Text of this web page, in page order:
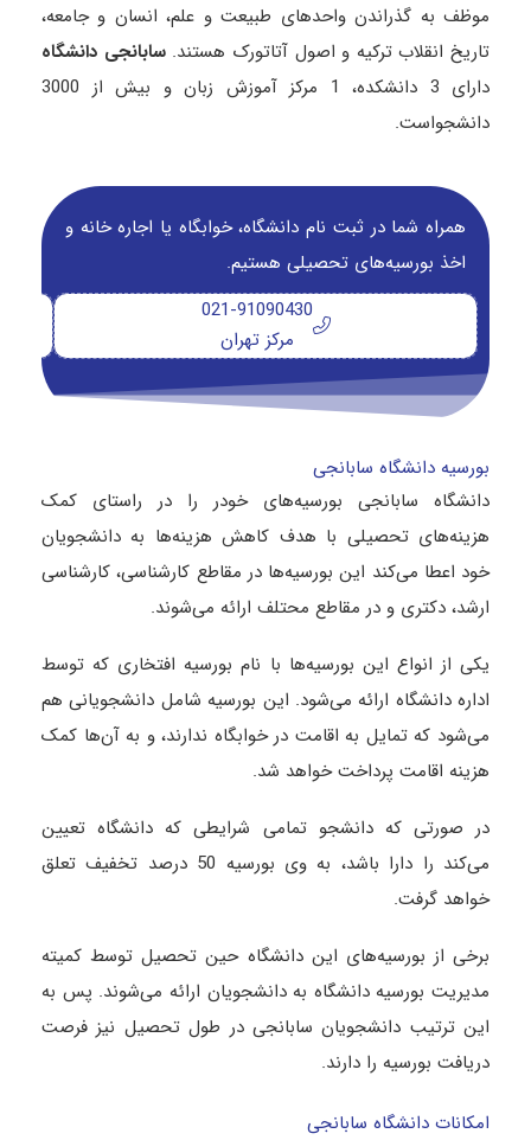
موظف به گذراندن واحدهای طبیعت و علم، انسان و جامعه،
تاریخ انقلاب ترکیه و اصول آتاتورک هستند.سابانجی دانشگاه
دارای 3 دانشکده، 1 مرکز آموزش زبان و بیش از 3000
دانشجواست.
همراه شما در ثبت نام دانشگاه‌، خوابگاه یا اجاره خانه و
اخذ بورسیه‌های تحصیلی هستیم.
021-91090430
مرکز تهران
بورسیه دانشگاه سابانجی
دانشگاه سابانجی بورسیه‌های خودر را در راستای کمک
هزینه‌های تحصیلی با هدف کاهش هزینه‌ها به دانشجویان
خود اعطا می‌کند این بورسیه‌ها در مقاطع کارشناسی، کارشناسی
ارشد، دکتری و در مقاطع محتلف ارائه می‌شوند.
یکی از انواع این بورسیه‌ها با نام بورسیه افتخاری که توسط
اداره دانشگاه ارائه می‌شود. این بورسیه شامل دانشجویانی هم
می‌شود که تمایل به اقامت در خوابگاه ندارند، و به آن‌ها کمک
هزینه اقامت پرداخت خواهد شد.
در صورتی که دانشجو تمامی شرایطی که دانشگاه تعیین
می‌کند را دارا باشد، به وی بورسیه 50 درصد تخفیف تعلق
خواهد گرفت.
برخی از بورسیه‌های این دانشگاه حین تحصیل توسط کمیته
مدیریت بورسیه دانشگاه به دانشجویان ارائه می‌شوند. پس به
این ترتیب دانشجویان سابانجی در طول تحصیل نیز فرصت
دریافت بورسیه را دارند.
امکانات دانشگاه سابانجی